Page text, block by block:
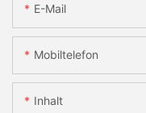
E-Mail
Mobiltelefon
Inhalt